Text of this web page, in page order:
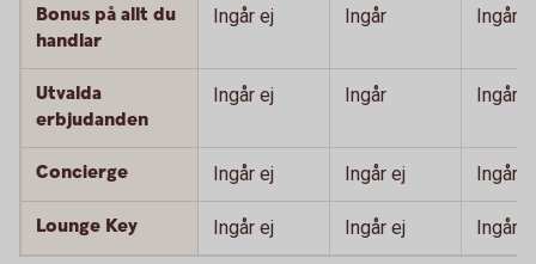
Bonus på allt du
handlar
Ingår ej Ingår Ingår
Utvalda
erbjudanden
Ingår ej Ingår Ingår
Concierge Ingår ej Ingår ej Ingår
Lounge Key Ingår ej Ingår ej Ingår